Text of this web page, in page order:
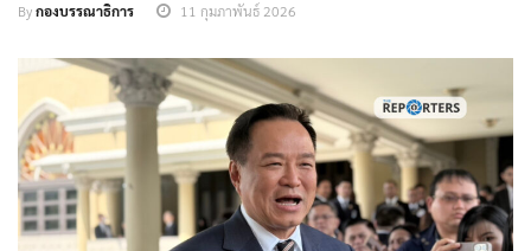
Byกองบรรณาธิการ 11 กุมภาพันธ์ 2026